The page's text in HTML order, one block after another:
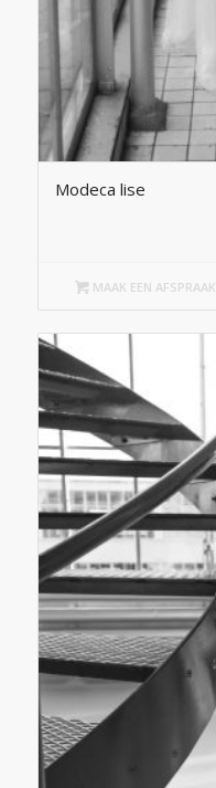
Modeca lise
MAAK EEN AFSPRAAK